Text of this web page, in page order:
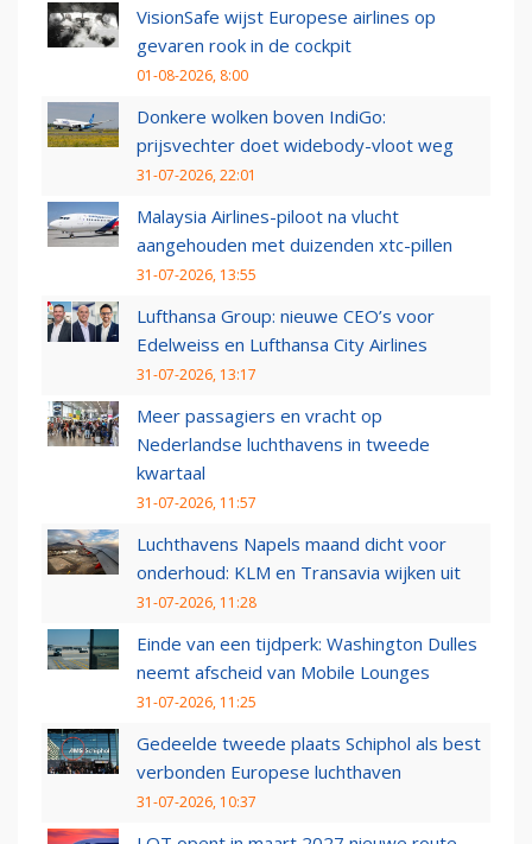
VisionSafe wijst Europese airlines op
gevaren rook in de cockpit
01-08-2026, 8:00
Donkere wolken boven IndiGo:
prijsvechter doet widebody-vloot weg
31-07-2026, 22:01
Malaysia Airlines-piloot na vlucht
aangehouden met duizenden xtc-pillen
31-07-2026, 13:55
Lufthansa Group: nieuwe CEO’s voor
Edelweiss en Lufthansa City Airlines
31-07-2026, 13:17
Meer passagiers en vracht op
Nederlandse luchthavens in tweede
kwartaal
31-07-2026, 11:57
Luchthavens Napels maand dicht voor
onderhoud: KLM en Transavia wijken uit
31-07-2026, 11:28
Einde van een tijdperk: Washington Dulles
neemt afscheid van Mobile Lounges
31-07-2026, 11:25
Gedeelde tweede plaats Schiphol als best
verbonden Europese luchthaven
31-07-2026, 10:37